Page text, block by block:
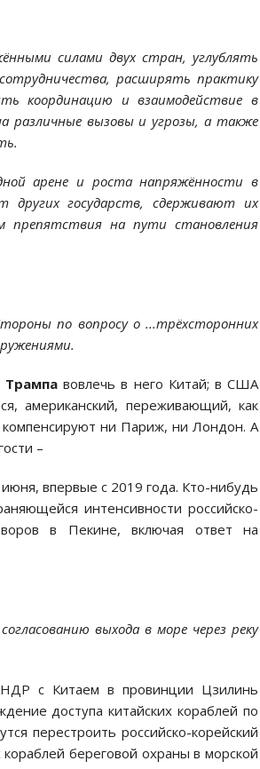
силами двух стран, углублять
расширять практику
координацию и взаимодействие в
различные вызовы и угрозы, а также
арене и роста напряжённости в
других государств, сдерживают их
препятствия на пути становления
по вопросу о ...трёхсторонних
Трампа вовлечь в него Китай; в США
американский, переживающий, как
ни Париж, ни Лондон. А
–
впервые с 2019 года. Кто-нибудь
интенсивности российско-
в Пекине, включая ответ на
выхода в море через реку
с Китаем в провинции Цзилинь
доступа китайских кораблей по
перестроить российско-корейский
береговой охраны в морской